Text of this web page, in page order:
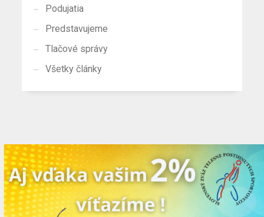
Podujatia
Predstavujeme
Tlačové správy
Všetky články